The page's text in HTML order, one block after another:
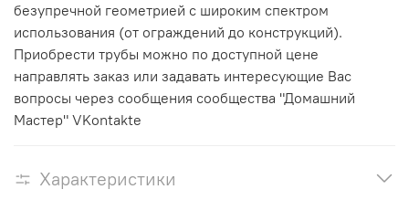
безупречной геометрией с широким спектром
использования (от ограждений до конструкций).
Приобрести трубы можно по доступной цене
направлять заказ или задавать интересующие Вас
вопросы через сообщения сообщества "Домашний
Мастер" VKontakte
Характеристики